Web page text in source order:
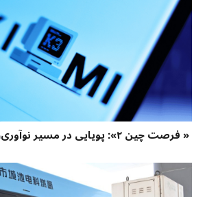
« فرصت چین ۲»: پویایی در مسیر نوآوری